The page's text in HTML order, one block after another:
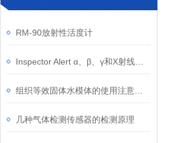
RM-90放射性活度计
几种气体检测传感器的检测原理